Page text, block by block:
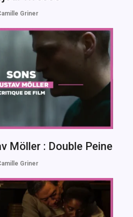
Griner
Möller : Double Peine
Griner